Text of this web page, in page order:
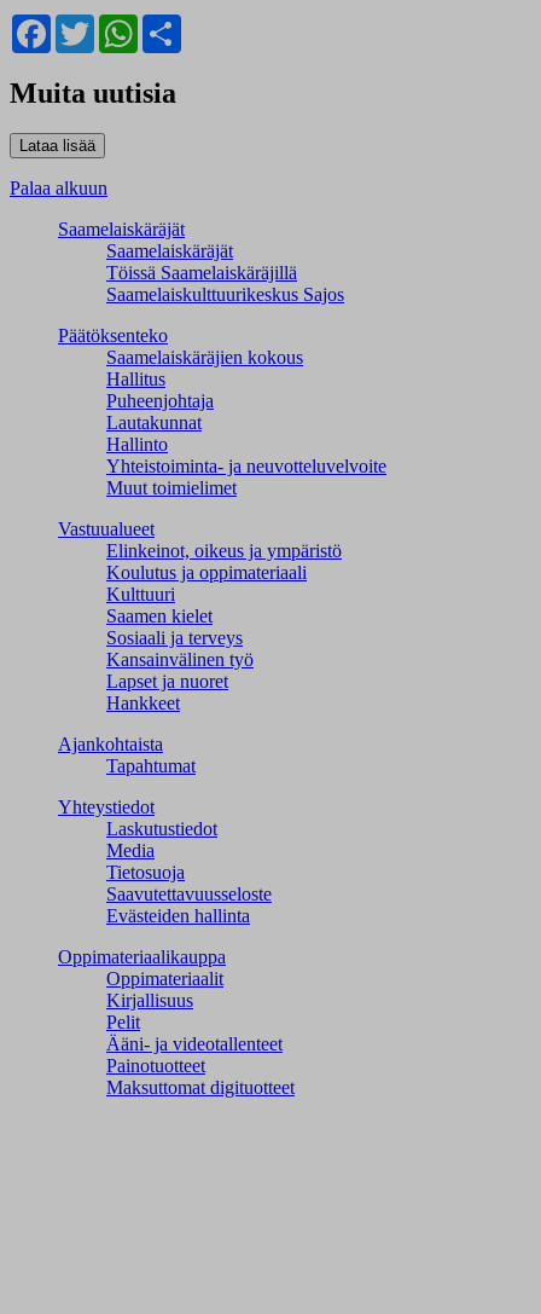
Facebook
TwitterWhatsApp
Muita uutisia
Palaa alkuun
Saamelaiskäräjät
Saamelaiskäräjät
Töissä Saamelaiskäräjillä
Saamelaiskulttuuri­keskus Sajos
Päätöksenteko
Saamelaiskäräjien kokous
Hallitus
Puheenjohtaja
Lautakunnat
Hallinto
Yhteistoiminta- ja neuvotteluvelvoite
Muut toimielimet
Vastuualueet
Elinkeinot, oikeus ja ympäristö
Koulutus ja oppimateriaali
Kulttuuri
Saamen kielet
Sosiaali ja terveys
Kansainvälinen työ
Lapset ja nuoret
Hankkeet
Ajankohtaista
Tapahtumat
Yhteystiedot
Laskutustiedot
Media
Tietosuoja
Saavutettavuusseloste
Evästeiden hallinta
Oppimateriaalikauppa
Oppimateriaalit
Kirjallisuus
Pelit
Ääni- ja videotallenteet
Painotuotteet
Maksuttomat digituotteet